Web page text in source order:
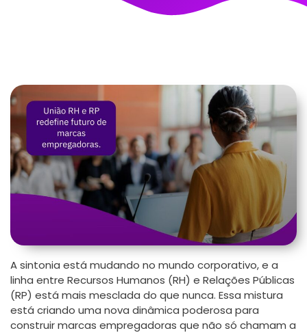
A sintonia está mudando no mundo corporativo, e a
linha entre Recursos Humanos (RH) e Relações Públicas
(RP) está mais mesclada do que nunca. Essa mistura
está criando uma nova dinâmica poderosa para
construir marcas empregadoras que não só chamam a